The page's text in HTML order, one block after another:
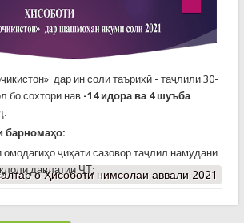
дар ин соли таърихӣ - таҷлили 30-
бо сохтори нав -14 идора ва 4 шуъба
барномаҳо:
ҷиҳати сазовор таҷлил намудани
давлатии ҶТ;
о Ҳисоботи нимсолаи аввали 2021